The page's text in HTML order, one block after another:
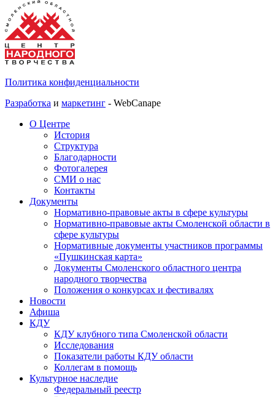
Политика конфиденциальности
Разработка и маркетинг - WebCanape
О Центре
История
Структура
Благодарности
Фотогалерея
СМИ о нас
Контакты
Документы
Нормативно-правовые акты в сфере культуры
Нормативно-правовые акты Смоленской области в
сфере культуры
Нормативные документы участников программы
«Пушкинская карта»
Документы Смоленского областного центра
народного творчества
Положения о конкурсах и фестивалях
Новости
Афиша
КДУ
КДУ клубного типа Смоленской области
Исследования
Показатели работы КДУ области
Коллегам в помощь
Культурное наследие
Федеральный реестр